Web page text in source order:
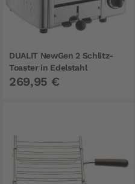
DUALIT NewGen 2 Schlitz-
Toaster in Edelstahl
269,95 €